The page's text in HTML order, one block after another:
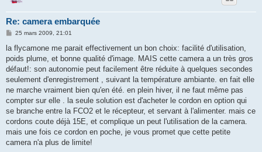
Re: camera embarquée
M
s
a
g
25 mars 2009, 21:01
la flycamone me parait effectivement un bon choix: facilité d'utilisation,
poids plume, et bonne qualité d'image. MAIS cette camera a un très gros
défaut!: son autonomie peut facilement être réduite à quelques secondes
seulement d'enregistrement , suivant la température ambiante. en fait elle
ne marche vraiment bien qu'en été. en plein hiver, il ne faut même pas
compter sur elle . la seule solution est d'acheter le cordon en option qui
se branche entre la FCO2 et le récepteur, et servant à l'alimenter. mais ce
cordons coute déjà 15E, et complique un peut l'utilisation de la camera.
mais une fois ce cordon en poche, je vous promet que cette petite
camera n'a plus de limite!